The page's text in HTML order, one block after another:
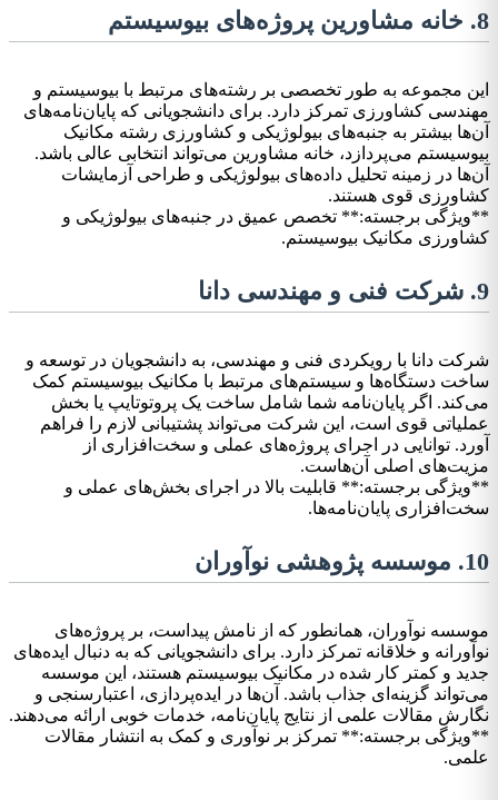
8. خانه مشاورین پروژه‌های بیوسیستم
این مجموعه به طور تخصصی بر رشته‌های مرتبط با بیوسیستم و
مهندسی کشاورزی تمرکز دارد. برای دانشجویانی که پایان‌نامه‌های
آن‌ها بیشتر به جنبه‌های بیولوژیکی و کشاورزی رشته مکانیک
بیوسیستم می‌پردازد، خانه مشاورین می‌تواند انتخابی عالی باشد.
آن‌ها در زمینه تحلیل داده‌های بیولوژیکی و طراحی آزمایشات
کشاورزی قوی هستند.
**ویژگی برجسته:** تخصص عمیق در جنبه‌های بیولوژیکی و
کشاورزی مکانیک بیوسیستم.
9. شرکت فنی و مهندسی دانا
شرکت دانا با رویکردی فنی و مهندسی، به دانشجویان در توسعه و
ساخت دستگاه‌ها و سیستم‌های مرتبط با مکانیک بیوسیستم کمک
می‌کند. اگر پایان‌نامه شما شامل ساخت یک پروتوتایپ یا بخش
عملیاتی قوی است، این شرکت می‌تواند پشتیبانی لازم را فراهم
آورد. توانایی در اجرای پروژه‌های عملی و سخت‌افزاری از
مزیت‌های اصلی آن‌هاست.
**ویژگی برجسته:** قابلیت بالا در اجرای بخش‌های عملی و
سخت‌افزاری پایان‌نامه‌ها.
10. موسسه پژوهشی نوآوران
موسسه نوآوران، همانطور که از نامش پیداست، بر پروژه‌های
نوآورانه و خلاقانه تمرکز دارد. برای دانشجویانی که به دنبال ایده‌های
جدید و کمتر کار شده در مکانیک بیوسیستم هستند، این موسسه
می‌تواند گزینه‌ای جذاب باشد. آن‌ها در ایده‌پردازی، اعتبارسنجی و
نگارش مقالات علمی از نتایج پایان‌نامه، خدمات خوبی ارائه می‌دهند.
**ویژگی برجسته:** تمرکز بر نوآوری و کمک به انتشار مقالات
علمی.